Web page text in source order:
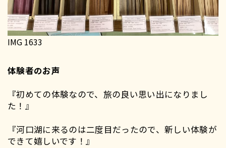
IMG 1633
体験者のお声
『初めての体験なので、旅の良い思い出になりまし
た！』
『河口湖に来るのは二度目だったので、新しい体験が
できて嬉しいです！』